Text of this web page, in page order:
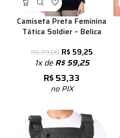
Camiseta Preta Feminina
Tática Soldier – Belica
R$79,00 R$ 59,25
1x deR$59,25
R$53,33
no PIX